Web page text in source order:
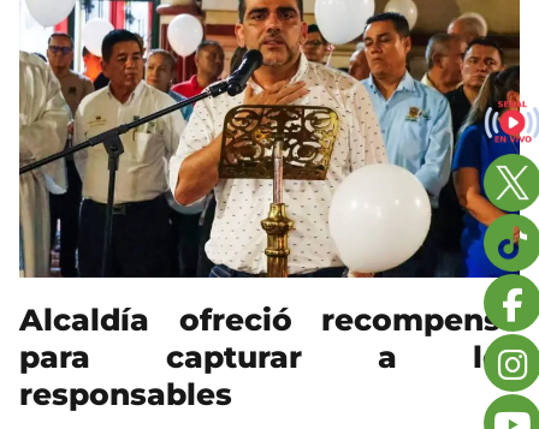
Alcaldía ofreció recompensa
para capturar a los
responsables